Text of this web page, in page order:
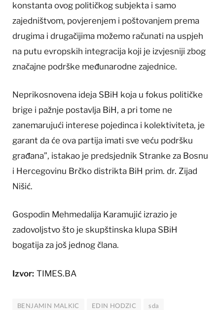
konstanta ovog političkog subjekta i samo
zajedništvom, povjerenjem i poštovanjem prema
drugima i drugačijima možemo računati na uspjeh
na putu evropskih integracija koji je izvjesniji zbog
značajne podrške međunarodne zajednice.
Neprikosnovena ideja SBiH koja u fokus političke
brige i pažnje postavlja BiH, a pri tome ne
zanemarujući interese pojedinca i kolektiviteta, je
garant da će ova partija imati sve veću podršku
građana”, istakao je predsjednik Stranke za Bosnu
i Hercegovinu Brčko distrikta BiH prim. dr. Zijad
Nišić.
Gospodin Mehmedalija Karamujić izrazio je
zadovoljstvo što je skupštinska klupa SBiH
bogatija za još jednog člana.
Izvor: TIMES.BA
BENJAMIN MALKIC EDIN HODZIC
sda